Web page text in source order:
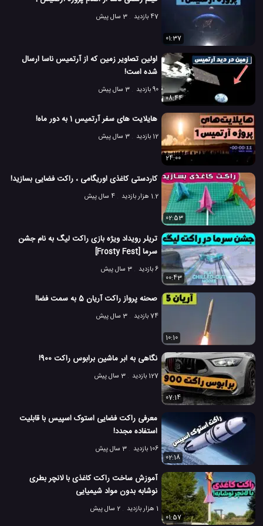
دستاوردهای بی نظیر ناسا # راه اندازی موشک های فضایی ناسا
فضاپیما ناسا فضاپیمای آرتمیس
98 بازدید
4 سال پیش تکنولوژی تکنولوژی های گوناگون علمی
47 بازدید 3 سال پیش
01:37
اولین تصاویر زمین که از آرتمیس ناسا ارسال
شده است!
90 بازدید
3 سال پیش
08:44
هایلایت های سفر آرتمیس 1 به دور ماه!
12 بازدید 3 سال پیش
24:00
کاردستی کاغذی اوریگامی ، راکت فضایی بسازید!
1.2 هزار بازدید 4 سال پیش
02:53
تریلر رویداد ویژه بازی راکت لیگ به نام جشن
سرما [Frosty Fest]
6 بازدید
3 سال پیش
00:43
صحنه پرواز راکت آریان 5 به سمت فضا!
74 بازدید 3 سال پیش
10:10
نگاهی به ابر ماشین برابوس راکت 900!
127 بازدید 3 سال پیش
07:14
معرفی راکت فضایی استوک اسپیس با قابلیت
استفاده مجدد!
106 بازدید
3 سال پیش
02:18
آموزش ساخت راکت کاغذی با لانچر بطری
نوشابه بدون مواد شیمیایی
1 هزار بازدید
2 سال پیش
01:57